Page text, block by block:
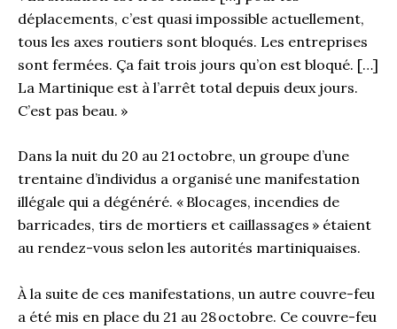
déplacements, c’est quasi impossible actuellement,
tous les axes routiers sont bloqués. Les entreprises
sont fermées. Ça fait trois jours qu’on est bloqué. […]
La Martinique est à l’arrêt total depuis deux jours.
C’est pas beau. »
Dans la nuit du 20 au 21 octobre, un groupe d’une
trentaine d’individus a organisé une manifestation
illégale qui a dégénéré. « Blocages, incendies de
barricades, tirs de mortiers et caillassages » étaient
au rendez-vous selon les autorités martiniquaises.
À la suite de ces manifestations, un autre couvre-feu
a été mis en place du 21 au 28 octobre. Ce couvre-feu